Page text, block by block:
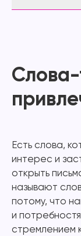
Слова-
Есть слова,
интерес и
открыть
называют
потому, что
и
стремлением